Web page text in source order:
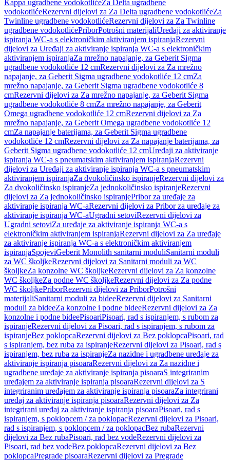
Kappa ugradbene vodokotlićeZa Delta ugradbene
vodokotlićeRezervni dijelovi za Za Delta ugradbene vodokotlićeZa
Twinline ugradbene vodokotlićeRezervni dijelovi za Za Twinline
ugradbene vodokotlićePriborPotrošni materijaliUređaji za aktiviranje
ispiranja WC-a s elektroničkim aktiviranjem ispiranjaRezervni
dijelovi za Uređaji za aktiviranje ispiranja WC-a s elektroničkim
aktiviranjem ispiranjaZa mrežno napajanje, za Geberit Sigma
ugradbene vodokotliće 12 cmRezervni dijelovi za Za mrežno
napajanje, za Geberit Sigma ugradbene vodokotliće 12 cmZa
mrežno napajanje, za Geberit Sigma ugradbene vodokotliće 8
cmRezervni dijelovi za Za mrežno napajanje, za Geberit Sigma
ugradbene vodokotliće 8 cmZa mrežno napajanje, za Geberit
Omega ugradbene vodokotliće 12 cmRezervni dijelovi za Za
mrežno napajanje, za Geberit Omega ugradbene vodokotliće 12
cmZa napajanje baterijama, za Geberit Sigma ugradbene
vodokotliće 12 cmRezervni dijelovi za Za napajanje baterijama, za
Geberit Sigma ugradbene vodokotliće 12 cmUređaji za aktiviranje
ispiranja WC-a s pneumatskim aktiviranjem ispiranjaRezervni
dijelovi za Uređaji za aktiviranje ispiranja WC-a s pneumatskim
aktiviranjem ispiranjaZa dvokoličinsko ispiranjeRezervni dijelovi za
Za dvokoličinsko ispiranjeZa jednokoličinsko ispiranjeRezervni
dijelovi za Za jednokoličinsko ispiranjePribor za uređaje za
aktiviranje ispiranja WC-aRezervni dijelovi za Pribor za uređaje za
aktiviranje ispiranja WC-aUgradni setoviRezervni dijelovi za
Ugradni setoviZa uređaje za aktiviranje ispiranja WC-a s
elektroničkim aktiviranjem ispiranjaRezervni dijelovi za Za uređaje
za aktiviranje ispiranja WC-a s elektroničkim aktiviranjem
ispiranjaSpojeviGeberit Monolith sanitarni moduliSanitarni moduli
za WC školjkeRezervni dijelovi za Sanitarni moduli za WC
školjkeZa konzolne WC školjkeRezervni dijelovi za Za konzolne
WC školjkeZa podne WC školjkeRezervni dijelovi za Za podne
WC školjkePriborRezervni dijelovi za PriborPotrošni
materijaliSanitarni moduli za bideeRezervni dijelovi za Sanitarni
moduli za bideeZa konzolne i podne bideeRezervni dijelovi za Za
konzolne i podne bideePisoariPisoari, rad s ispiranjem, s rubom za
ispiranjeRezervni dijelovi za Pisoari, rad s ispiranjem, s rubom za
ispiranjeBez poklopcaRezervni dijelovi za Bez poklopcaPisoari, rad
s ispiranjem, bez ruba za ispiranjeRezervni dijelovi za Pisoari, rad s
ispiranjem, bez ruba za ispiranjeZa nazidne i ugradbene uređaje za
aktiviranje ispiranja pisoaraRezervni dijelovi za Za nazidne i
ugradbene uređaje za aktiviranje ispiranja pisoaraS integriranim
uređajem za aktiviranje ispiranja pisoaraRezervni dijelovi za S
integriranim uređajem za aktiviranje ispiranja pisoaraZa integrirani
uređaj za aktiviranje ispiranja pisoaraRezervni dijelovi za Za
integrirani uređaj za aktiviranje ispiranja pisoaraPisoari, rad s
ispiranjem, s poklopcem / za poklopacRezervni dijelovi za Pisoari,
rad s ispiranjem, s poklopcem / za poklopacBez rubaRezervni
dijelovi za Bez rubaPisoari, rad bez vodeRezervni dijelovi za
Pisoari, rad bez vodeBez poklopcaRezervni dijelovi za Bez
poklopcaPregrade pisoaraRezervni dijelovi za Pregrade